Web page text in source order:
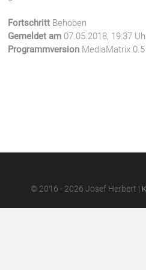
Fortschritt Behoben
Gemeldet am 07.05.2018, 19:37
Programmversion MediaMatrix 0.5
© 2016 - 2026 Josef Herbert |